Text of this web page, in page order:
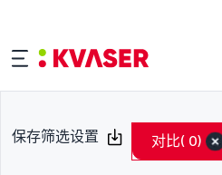
保存筛选设置 对比( 0)